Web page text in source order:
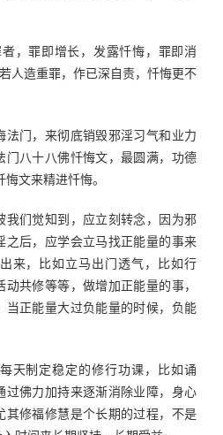
者，罪即增长，发露忏悔，罪即消
人造重罪，作已深自责，忏悔更不
法门，来彻底销毁邪淫习气和业力
门八十八佛忏悔文，最圆满，功德
文来精进忏悔。
我们觉知到，应立刻转念，因为邪
之后，应学会立马找正能量的事来
来，比如立马出门透气，比如行
共修等等，做增加正能量的事，
当正能量大过负能量的时候，负能
天制定稳定的修行功课，比如诵
过佛力加持来逐渐消除业障，身心
其修福修慧是个长期的过程，不是